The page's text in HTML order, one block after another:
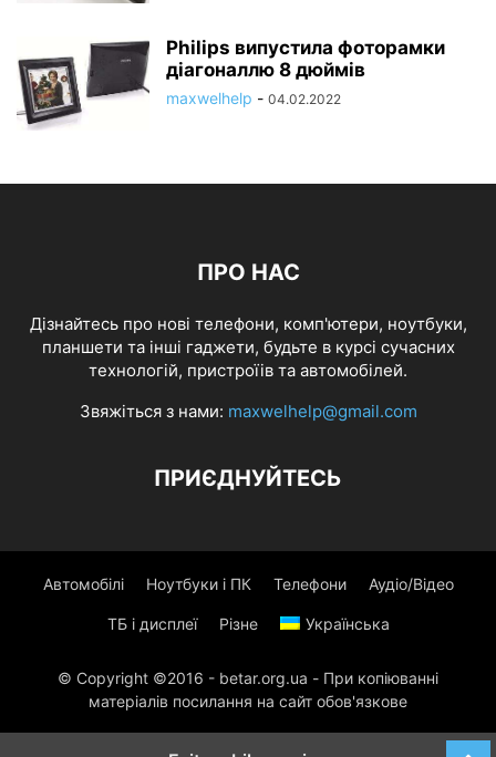
Philips випустила фоторамки
діагоналлю 8 дюймів
maxwelhelp - 04.02.2022
ПРО НАС
Дізнайтесь про нові телефони, комп'ютери, ноутбуки,
планшети та інші гаджети, будьте в курсі сучасних
технологій, пристроїів та автомобілей.
Звяжіться з нами: maxwelhelp@gmail.com
ПРИЄДНУЙТЕСЬ
Автомобілі Ноутбуки і ПК Телефони Аудіо/Відео
ТБ і дисплеї Різне Українська
© Copyright ©2016 - betar.org.ua - При копіюванні
матеріалів посилання на сайт обов'язкове